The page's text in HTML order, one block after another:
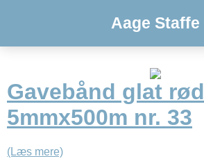
Aage Staffe
Gavebånd glat rød
5mmx500m nr. 33
(Læs mere)